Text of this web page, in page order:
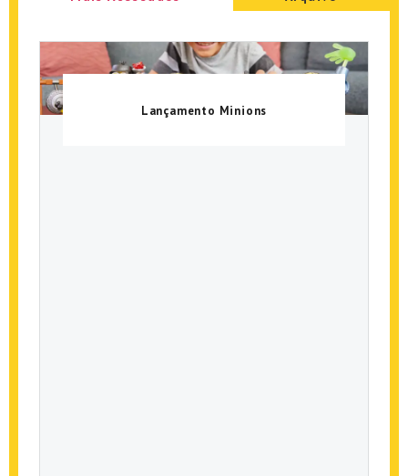
Lançamento Minions